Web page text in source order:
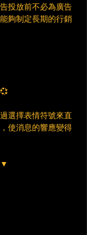
投放前不必為廣告
夠制定長期的行銷
選擇表情符號來直
使消息的響應變得
▼